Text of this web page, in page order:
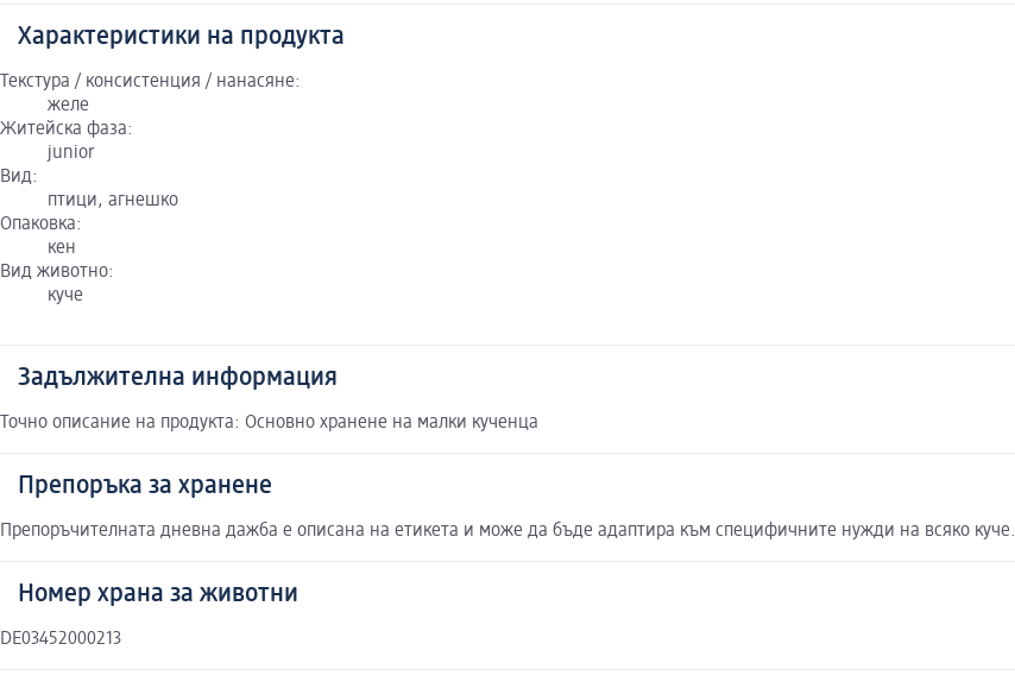
Характеристики на продукта
Текстура / консистенция / нанасяне:
желе
Житейска фаза:
junior
Вид:
птици, агнешко
Опаковка:
кен
Вид животно:
куче
Задължителна информация
Точно описание на продукта: Основно хранене на малки кученца
Препоръка за хранене
Препоръчителната дневна дажба е описана на етикета и може да бъде адаптира към специфичните нужди на всяко куче.
Номер храна за животни
DE03452000213